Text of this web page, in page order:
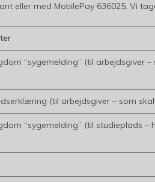
eller med MobilePay 636025. Vi
“sygemelding” (til arbejdsgiver
(til arbejdsgiver – som
“sygemelding” (til studieplads –